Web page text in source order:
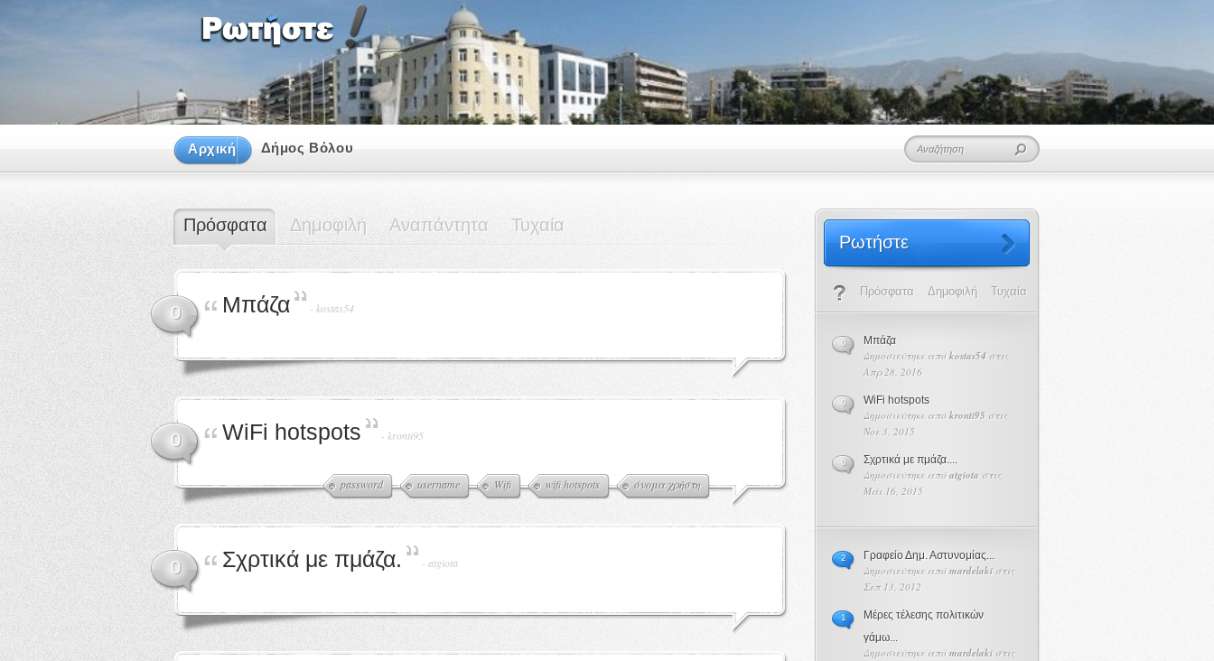
Αρχική Δήμος Βόλου
Πρόσφατα Δημοφιλή Αναπάντητα Τυχαία
0 Μπάζα - kostas54
0 WiFi hotspots - kronti95
password username Wifi wifi hotspots όνομα χρήστη
0 Σχρτικά με πμάζα. - atgiota
Ρωτήστε
Πρόσφατα Δημοφιλή Τυχαία
Μπάζα
Δημοσιεύτηκε από kostas54 στις
Απρ 28, 2016
0
WiFi hotspots
Δημοσιεύτηκε από kronti95 στις
Νοε 3, 2015
0
Σχρτικά με πμάζα....
Δημοσιεύτηκε από atgiota στις
Μάι 16, 2015
0
Γραφείο Δημ. Αστυνομίας...
Δημοσιεύτηκε από mardelaki στις
Σεπ 13, 2012
2
Μέρες τέλεσης πολιτικών
γάμω...
Δημοσιεύτηκε από mardelaki στις
1